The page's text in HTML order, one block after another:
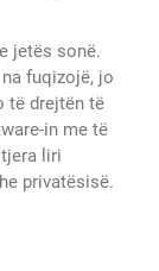
jetës sonë.
fuqizojë, jo
të drejtën të
in me të
liri
privatësisë.